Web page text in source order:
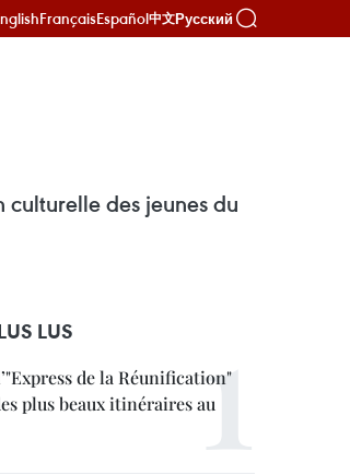
FrançaisEspañol中文Русский
des jeunes du
LUS
de la Réunification"
plus beaux itinéraires au